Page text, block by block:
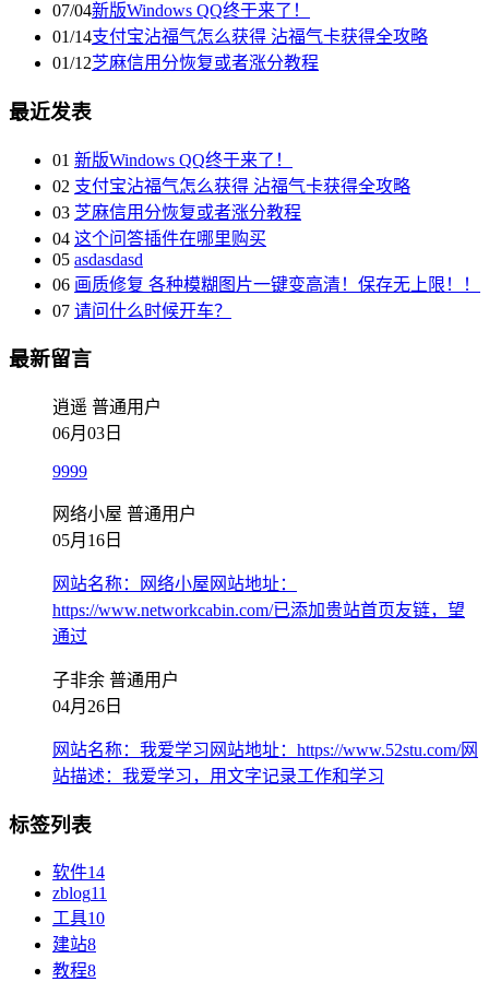
07/04新版Windows QQ终于来了！
01/14支付宝沾福气怎么获得 沾福气卡获得全攻略
01/12芝麻信用分恢复或者涨分教程
最近发表
01 新版Windows QQ终于来了！
02 支付宝沾福气怎么获得 沾福气卡获得全攻略
03 芝麻信用分恢复或者涨分教程
04 这个问答插件在哪里购买
05 asdasdasd
06 画质修复 各种模糊图片一键变高清！保存无上限！！
07 请问什么时候开车？
最新留言
逍遥 普通用户
06月03日
9999
网络小屋 普通用户
05月16日
网站名称：网络小屋网站地址：
https://www.networkcabin.com/已添加贵站首页友链，望
通过
子非余 普通用户
04月26日
网站名称：我爱学习网站地址：https://www.52stu.com/网
站描述：我爱学习，用文字记录工作和学习
标签列表
软件14
zblog11
工具10
建站8
教程8